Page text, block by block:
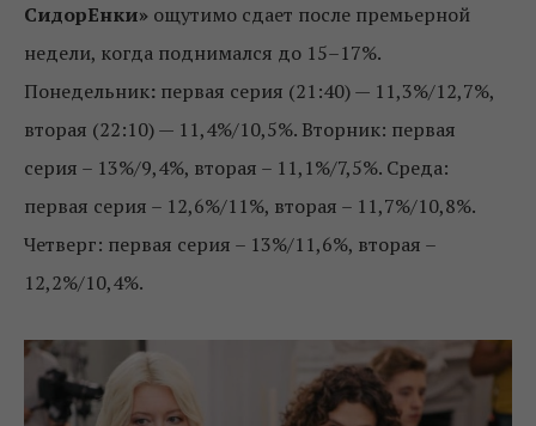
СидорЕнки» ощутимо сдает после премьерной
недели, когда поднимался до 15–17%.
Понедельник: первая серия (21:40) — 11,3%/12,7%,
вторая (22:10) — 11,4%/10,5%. Вторник: первая
серия – 13%/9,4%, вторая – 11,1%/7,5%. Среда:
первая серия – 12,6%/11%, вторая – 11,7%/10,8%.
Четверг: первая серия – 13%/11,6%, вторая –
12,2%/10,4%.